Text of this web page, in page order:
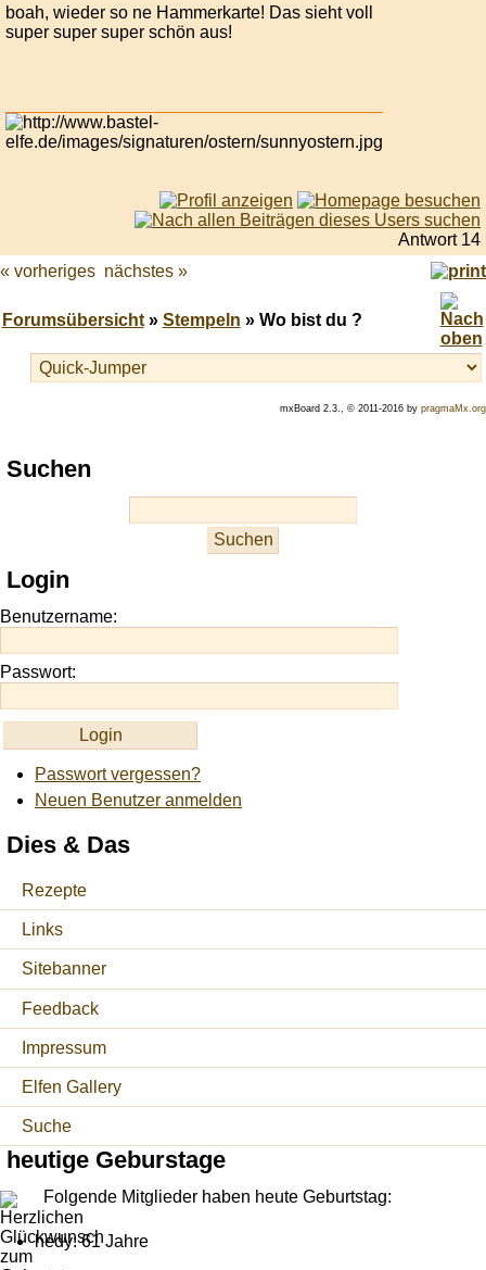
boah, wieder so ne Hammerkarte! Das sieht voll
super super super schön aus!
Antwort 14
« vorheriges nächstes »
Forumsübersicht» Stempeln » Wo bist du ?
mxBoard 2.3., © 2011-2016 by pragmaMx.org
Play
best
site
https://onlineslots.money/
Suchen
Login
Benutzername:
Passwort:
Passwort vergessen?
Neuen Benutzer anmelden
Dies & Das
Rezepte
Links
Sitebanner
Feedback
Impressum
Elfen Gallery
Suche
heutige Geburstage
Folgende Mitglieder haben heute Geburtstag:
hedy: 61 Jahre